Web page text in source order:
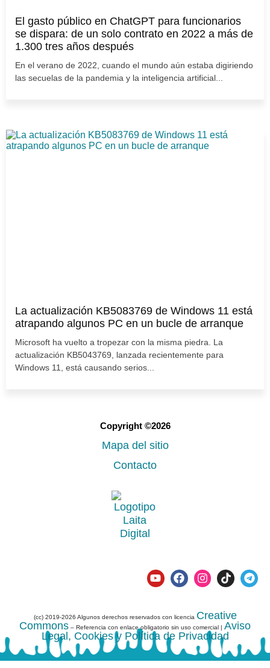
El gasto público en ChatGPT para funcionarios
se dispara: de un solo contrato en 2022 a más de
1.300 tres años después
En el verano de 2022, cuando el mundo aún estaba digiriendo
las secuelas de la pandemia y la inteligencia artificial...
La actualización KB5083769 de Windows 11 está
atrapando algunos PC en un bucle de arranque
Microsoft ha vuelto a tropezar con la misma piedra. La
actualización KB5043769, lanzada recientemente para
Windows 11, está causando serios...
Copyright ©2026
Mapa del sitio
Contacto
(cc) 2019-2026 Algunos derechos reservados con licencia Creative
Commons – Referencia con enlace obligatorio sin uso comercial | Aviso
Legal, Cookies y Política de Privacidad